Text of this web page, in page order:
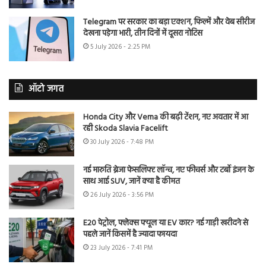
Telegram पर सरकार का बड़ा एक्शन, फिल्में और वेब सीरीज
देखना पड़ेगा भारी, तीन दिनों में दूसरा नोटिस
5 July 2026 - 2:25 PM
ऑटो जगत
Honda City और Verna की बढ़ी टेंशन, नए अवतार में आ
रही Skoda Slavia Facelift
30 July 2026 - 7:48 PM
नई मारुति ब्रेजा फेसलिफ्ट लॉन्च, नए फीचर्स और टर्बो इंजन के
साथ आई SUV, जानें क्या है कीमत
26 July 2026 - 3:56 PM
E20 पेट्रोल, फ्लेक्स फ्यूल या EV कार? नई गाड़ी खरीदने से
पहले जानें किसमें है ज्यादा फायदा
23 July 2026 - 7:41 PM